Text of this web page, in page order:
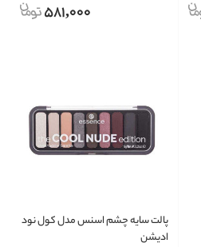
581,000
پالت سایه چشم اسنس مدل کول نود
ادیشن